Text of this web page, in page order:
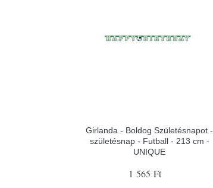
Girlanda - Boldog Születésnapot -
születésnap - Futball - 213 cm -
UNIQUE
1 565 Ft